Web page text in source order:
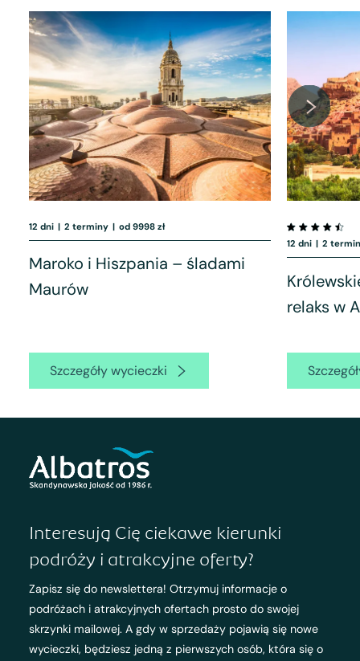
12 dni | 2 terminy | od 9998 zł
Maroko i Hiszpania – śladami
Maurów
Szczegóły wycieczki
12 dni | 2
relaks w
Interesują Cię ciekawe kierunki
podróży i atrakcyjne oferty?
Zapisz się do newslettera! Otrzymuj informacje o
podróżach i atrakcyjnych ofertach prosto do swojej
skrzynki mailowej. A gdy w sprzedaży pojawią się nowe
wycieczki, będziesz jedną z pierwszych osób, która się o